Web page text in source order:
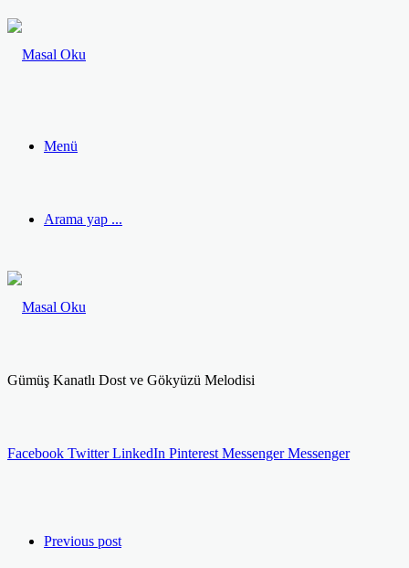
Menü
Arama yap ...
Gümüş Kanatlı Dost ve Gökyüzü Melodisi
Facebook Twitter LinkedIn Pinterest Messenger Messenger
Previous post